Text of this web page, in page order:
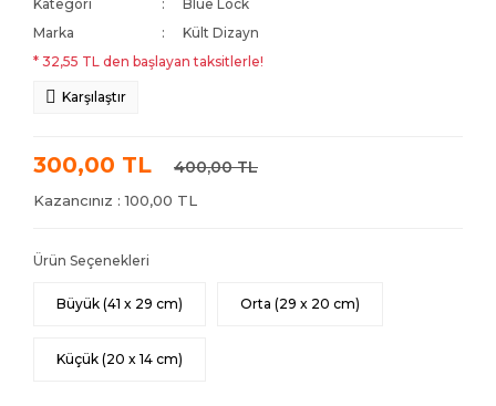
Kategori
Blue Lock
Marka
Kült Dizayn
* 32,55 TL den başlayan taksitlerle!
Karşılaştır
300,00 TL 400,00 TL
Kazancınız : 100,00 TL
Ürün Seçenekleri
Büyük (41 x 29 cm) Orta (29 x 20 cm)
Küçük (20 x 14 cm)